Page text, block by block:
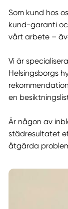
Som kund hos
kund-garanti
vårt arbete –
Vi är
Helsingsborgs
en
Är någon av
städresultatet
åtgärda